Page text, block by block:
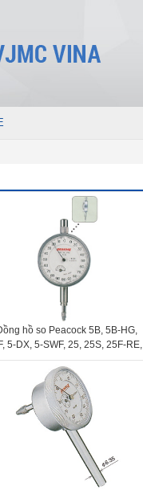
hồ so Peacock 5B, 5B-HG,
5-DX, 5-SWF, 25, 25S, 25F-RE,
55, 55-DX, 56